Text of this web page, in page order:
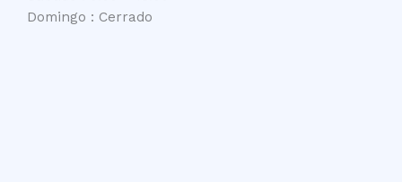
Domingo : Cerrado